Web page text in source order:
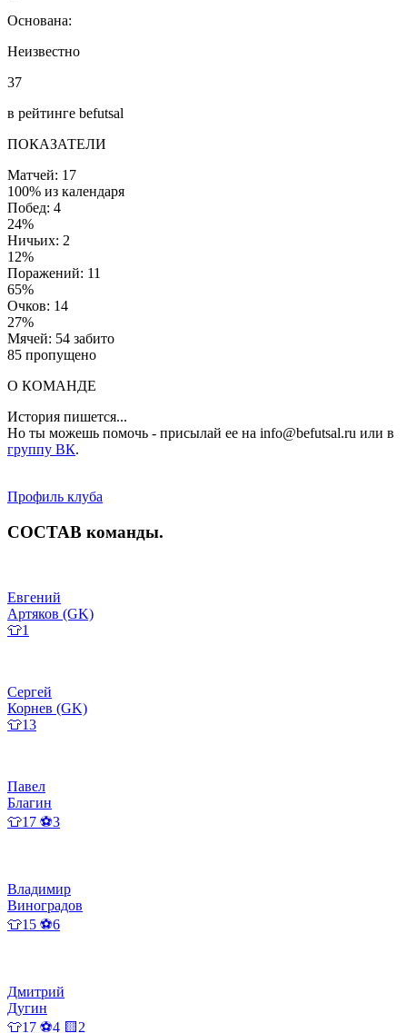
Основана:
Неизвестно
37
в рейтинге befutsal
ПОКАЗАТЕЛИ
Матчей: 17
100% из календаря
Побед: 4
24%
Ничьих: 2
12%
Поражений: 11
65%
Очков: 14
27%
Мячей: 54 забито
85 пропущено
О КОМАНДЕ
История пишется...
Но ты можешь помочь - присылай ее на info@befutsal.ru или в
группу ВК.
Профиль клуба
СОСТАВ команды.
Евгений
Артяков (GK)
👕1
Сергей
Корнев (GK)
👕13
Павел
Благин
👕17 ⚽3
Владимир
Виноградов
👕15 ⚽6
Дмитрий
Дугин
👕17 ⚽4 🟨2